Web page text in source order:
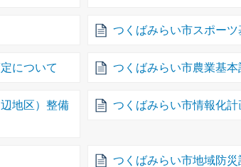
つくばみらい市スポー
について つくばみらい市農業基本
地区）整備
つくばみらい市情報化計
つくばみらい市地域防災